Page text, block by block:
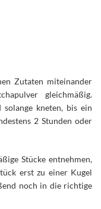
Zutaten miteinander
gleichmäßig.
kneten, bis ein
2 Stunden oder
Stücke entnehmen,
erst zu einer Kugel
noch in die richtige